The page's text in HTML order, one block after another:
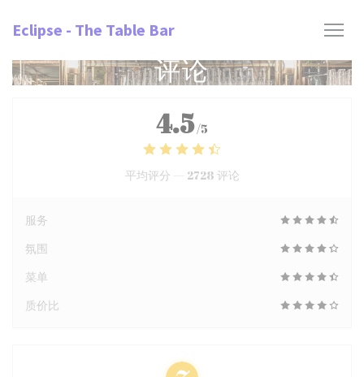
Eclipse - The Table Bar
评论
4.5/5
平均评分 — 2728 评论
服务
氛围
菜单
质价比